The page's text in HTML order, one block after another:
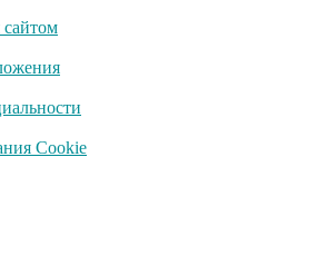
сайтом
Cookie